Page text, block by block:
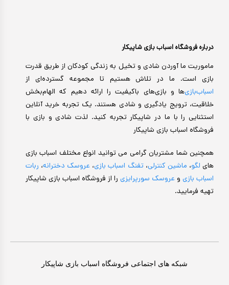
درباره فروشگاه اسباب بازی شاپیکار
ماموریت ما آوردن شادی و تخیل به زندگی کودکان از طریق قدرت
بازی است. ما در تلاش هستیم تا مجموعه گسترده‌ای از
اسباب‌بازی‌ها و بازی‌های باکیفیت را ارائه دهیم که الهام‌بخش
خلاقیت، ترویج یادگیری و شادی هستند. یک تجربه خرید آنلاین
استثنایی را با ما در شاپیکار تجربه کنید. لذت شادی و بازی با
فروشگاه اسباب بازی شاپیکار
همچنین شما مشتریان گرامی می توانید انواع مختلف اسباب بازی
های لگو، ماشین کنترلی،تفنگ اسباب بازی، عروسک دخترانه، ربات
اسباب بازی و عروسک سورپرایزی را از فروشگاه اسباب بازی شاپیکار
تهیه فرمایید.
شبکه های اجتماعی فروشگاه اسباب بازی شاپیکار